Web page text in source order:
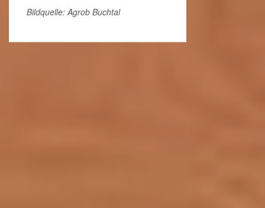
Bildquelle: Agrob Buchtal